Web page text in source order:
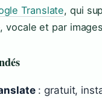
Translate, qui
vocale et par
: gratuit,